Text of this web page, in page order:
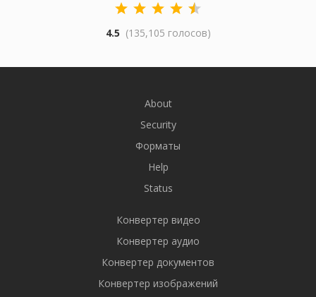
4.5 (135,105 голосов)
About
Security
Форматы
Help
Status
Конвертер видео
Конвертер аудио
Конвертер документов
Конвертер изображений